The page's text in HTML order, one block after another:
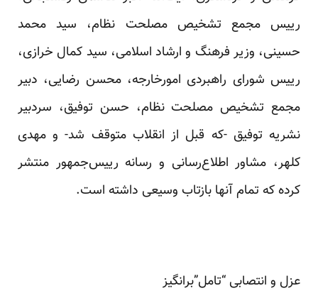
رییس مجمع تشخیص مصلحت نظام، سید محمد
حسینی، وزیر فرهنگ و ارشاد اسلامی، سید کمال خرازی،
رییس شورای راهبردی امورخارجه، محسن رضایی، دبیر
مجمع تشخیص مصلحت نظام، حسن توفیق، سردبیر
نشریه توفیق -که قبل از انقلاب متوقف شد- و مهدی
کلهر، مشاور اطلاع‌رسانی و رسانه رییس‌جمهور منتشر
کرده که تمام آنها بازتاب وسیعی داشته است.
عزل و انتصابی “تامل”برانگیز